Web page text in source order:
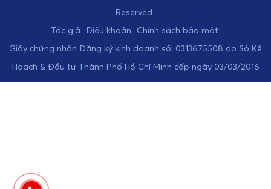
Reserved
Tác giả Điều khoản Chính sách bảo mật
Giấy chứng nhận Đăng ký kinh doanh số: 0313675508 do Sở Kế
Hoạch & Đầu tư Thành Phố Hồ Chí Minh cấp ngày 03/03/2016